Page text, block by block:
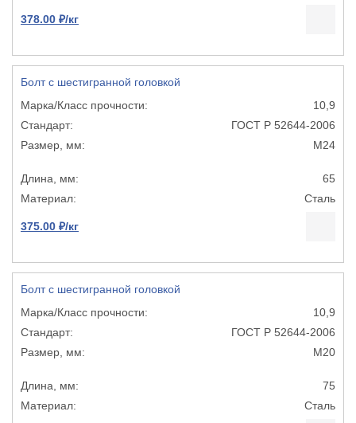
378.00 ₽/кг
Болт с шестигранной головкой
10,9
ГОСТ Р 52644-2006
М24
65
Сталь
375.00 ₽/кг
Болт с шестигранной головкой
10,9
ГОСТ Р 52644-2006
М20
75
Сталь